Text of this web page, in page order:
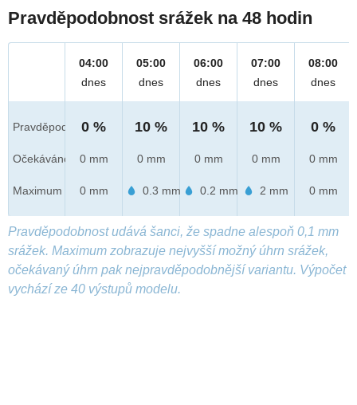
Pravděpodobnost srážek na 48 hodin
Pravděpod.
Očekáváno
Maximum
04:00
dnes
0 %
0 mm
0 mm
05:00
dnes
10 %
0 mm
0.3 mm
06:00
dnes
10 %
0 mm
0.2 mm
07:00
dnes
10 %
0 mm
2 mm
08:00
dnes
0 %
0 mm
0 mm
Pravděpodobnost udává šanci, že spadne alespoň 0,1 mm
srážek. Maximum zobrazuje nejvyšší možný úhrn srážek,
očekávaný úhrn pak nejpravděpodobnější variantu. Výpočet
vychází ze 40 výstupů modelu.